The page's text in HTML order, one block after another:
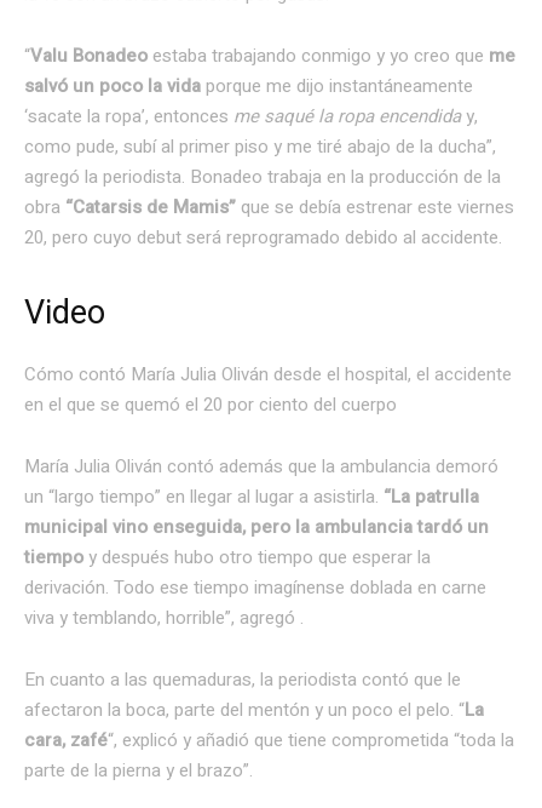
“Valu Bonadeo estaba trabajando conmigo y yo creo que me
salvó un poco la vida porque me dijo instantáneamente
‘sacate la ropa’, entonces me saqué la ropa encendiday,
como pude, subí al primer piso y me tiré abajo de la ducha”,
agregó la periodista. Bonadeo trabaja en la producción de la
obra “Catarsis de Mamis” que se debía estrenar este viernes
20, pero cuyo debut será reprogramado debido al accidente.
Video
Cómo contó María Julia Oliván desde el hospital, el accidente
en el que se quemó el 20 por ciento del cuerpo
María Julia Oliván contó además que la ambulancia demoró
un “largo tiempo” en llegar al lugar a asistirla. “La patrulla
municipal vino enseguida, pero la ambulancia tardó un
tiempoy después hubo otro tiempo que esperar la
derivación. Todo ese tiempo imagínense doblada en carne
viva y temblando, horrible”, agregó .
En cuanto a las quemaduras, la periodista contó que le
afectaron la boca, parte del mentón y un poco el pelo. “La
cara, zafé“, explicó y añadió que tiene comprometida “toda la
parte de la pierna y el brazo”.